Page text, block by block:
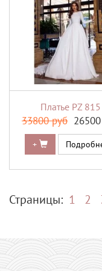
Платье PZ 815
33800 руб
+
Страницы: 1 2